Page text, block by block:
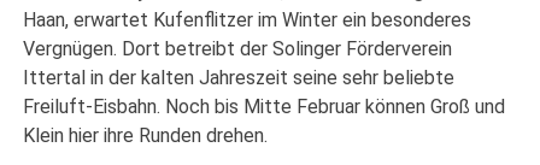
Haan, erwartet Kufenflitzer im Winter ein besonderes
Vergnügen. Dort betreibt der Solinger Förderverein
Ittertal in der kalten Jahreszeit seine sehr beliebte
Freiluft-Eisbahn. Noch bis Mitte Februar können Groß und
Klein hier ihre Runden drehen.